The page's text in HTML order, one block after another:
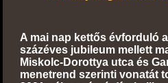
A mai nap kettős évforduló
százéves jubileum mellett
Miskolc-Dorottya utca és
menetrend szerintivonatát